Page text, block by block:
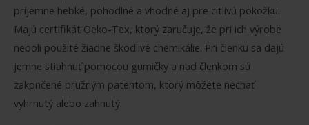
príjemne hebké, pohodlné a vhodné aj pre citlivú pokožku.
Majú certifikát Oeko-Tex, ktorý zaručuje, že pri ich výrobe
neboli použité žiadne škodlivé chemikálie. Pri členku sa dajú
jemne stiahnuť pomocou gumičky a nad členkom sú
zakončené pružným patentom, ktorý môžete nechať
vyhrnutý alebo zahnutý.